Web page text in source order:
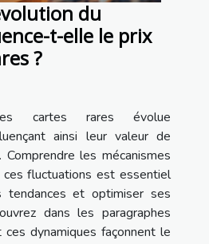
du
t-elle le prix
?
cartes rares évolue
ainsi leur valeur de
Comprendre les mécanismes
fluctuations est essentiel
tendances et optimiser ses
dans les paragraphes
ces dynamiques façonnent le